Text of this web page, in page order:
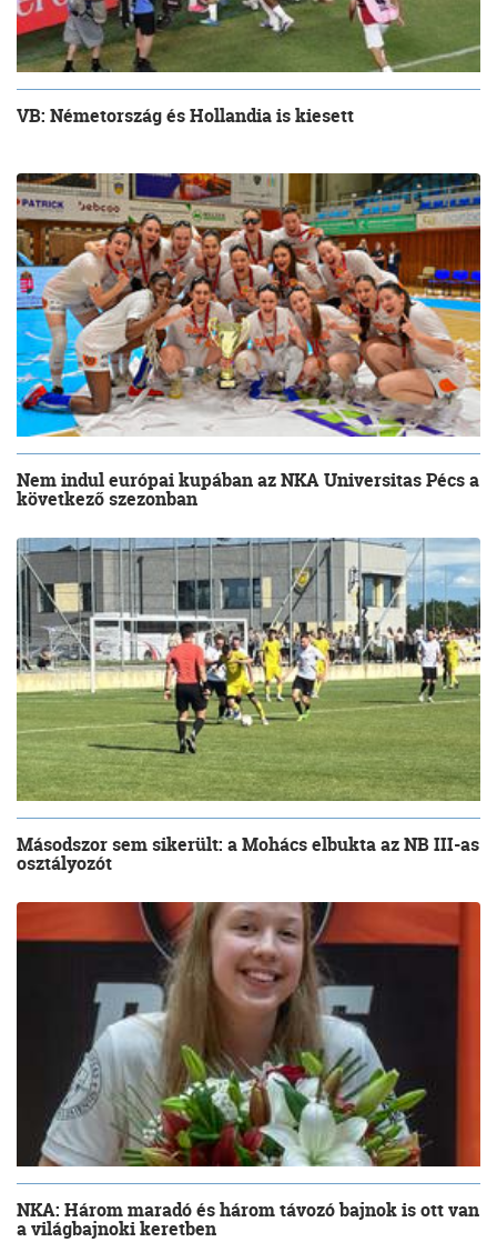
VB: Németország és Hollandia is kiesett
Nem indul európai kupában az NKA Universitas Pécs a
következő szezonban
Másodszor sem sikerült: a Mohács elbukta az NB III-as
osztályozót
NKA: Három maradó és három távozó bajnok is ott van
a világbajnoki keretben